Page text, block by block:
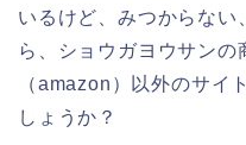
いるけど、みつからない
ら、ショウガヨウサン
（amazon）以外のサイ
しょうか？